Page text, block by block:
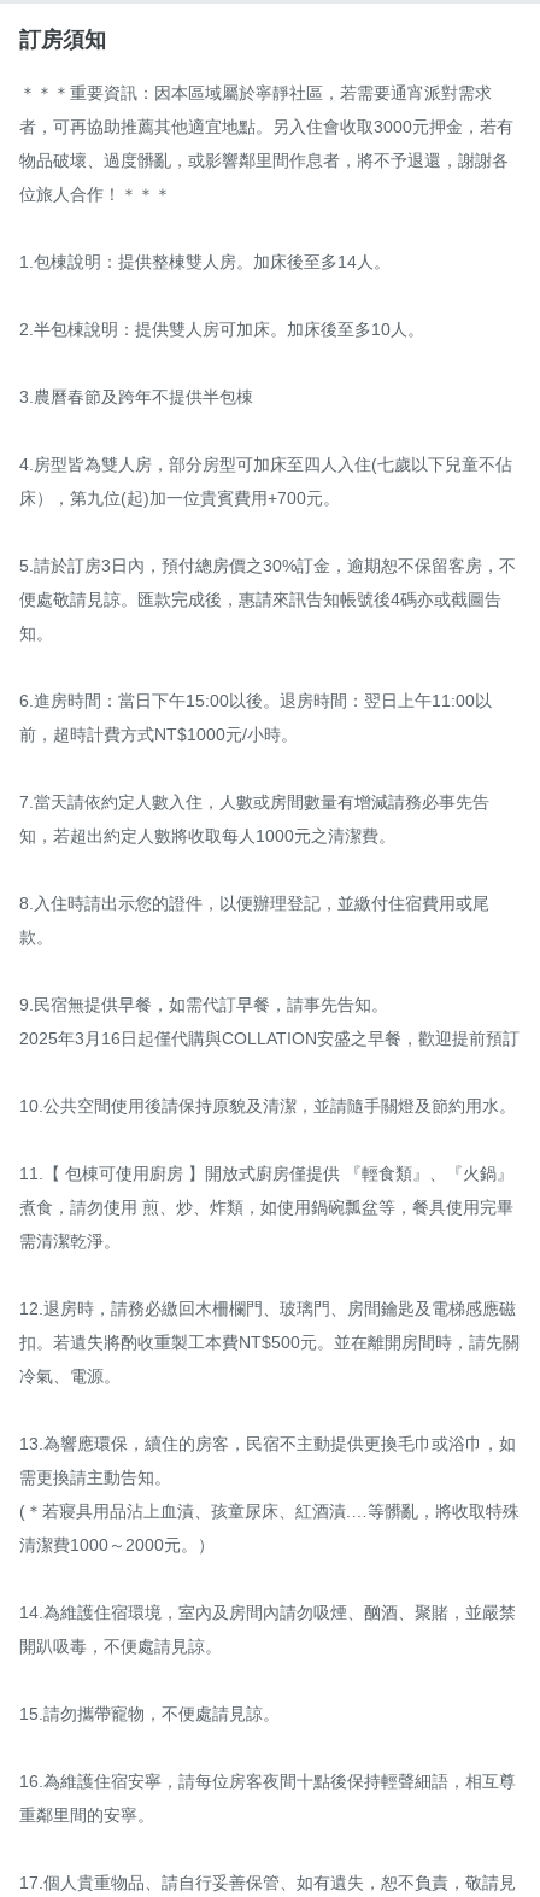
訂房須知
＊＊＊重要資訊：因本區域屬於寧靜社區，若需要通宵派對需求
者，可再協助推薦其他適宜地點。另入住會收取3000元押金，若有
物品破壞、過度髒亂，或影響鄰里間作息者，將不予退還，謝謝各
位旅人合作！＊＊＊
1.包棟說明：提供整棟雙人房。加床後至多14人。
2.半包棟說明：提供雙人房可加床。加床後至多10人。
3.農曆春節及跨年不提供半包棟
4.房型皆為雙人房，部分房型可加床至四人入住(七歲以下兒童不佔
床），第九位(起)加一位貴賓費用+700元。
5.請於訂房3日內，預付總房價之30%訂金，逾期恕不保留客房，不
便處敬請見諒。匯款完成後，惠請來訊告知帳號後4碼亦或截圖告
知。
6.進房時間：當日下午15:00以後。退房時間：翌日上午11:00以
前，超時計費方式NT$1000元/小時。
7.當天請依約定人數入住，人數或房間數量有增減請務必事先告
知，若超出約定人數將收取每人1000元之清潔費。
8.入住時請出示您的證件，以便辦理登記，並繳付住宿費用或尾
款。
9.民宿無提供早餐，如需代訂早餐，請事先告知。
2025年3月16日起僅代購與COLLATION安盛之早餐，歡迎提前預訂
10.公共空間使用後請保持原貌及清潔，並請隨手關燈及節約用水。
11.【 包棟可使用廚房 】開放式廚房僅提供 『輕食類』、『火鍋』
煮食，請勿使用 煎、炒、炸類，如使用鍋碗瓢盆等，餐具使用完畢
需清潔乾淨。
12.退房時，請務必繳回木柵欄門、玻璃門、房間鑰匙及電梯感應磁
扣。若遺失將酌收重製工本費NT$500元。並在離開房間時，請先關
冷氣、電源。
13.為響應環保，續住的房客，民宿不主動提供更換毛巾或浴巾，如
需更換請主動告知。
(＊若寢具用品沾上血漬、孩童尿床、紅酒漬.…等髒亂，將收取特殊
清潔費1000～2000元。）
14.為維護住宿環境，室內及房間內請勿吸煙、酗酒、聚賭，並嚴禁
開趴吸毒，不便處請見諒。
15.請勿攜帶寵物，不便處請見諒。
16.為維護住宿安寧，請每位房客夜間十點後保持輕聲細語，相互尊
重鄰里間的安寧。
17.個人貴重物品、請自行妥善保管、如有遺失，恕不負責，敬請見